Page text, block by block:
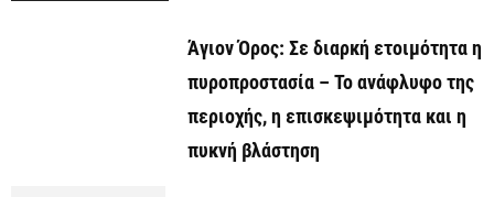
Άγιον Όρος: Σε διαρκή ετοιμότητα η
πυροπροστασία – Το ανάφλυφο της
περιοχής, η επισκεψιμότητα και η
πυκνή βλάστηση